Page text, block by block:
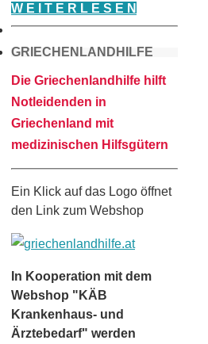
W E I T E R L E S E N
GRIECHENLANDHILFE
Die Griechenlandhilfe hilft
Notleidenden in
Griechenland mit
medizinischen Hilfsgütern
Ein Klick auf das Logo öffnet
den Link zum Webshop
In Kooperation mit dem
Webshop "KÄB
Krankenhaus- und
Ärztebedarf" werden